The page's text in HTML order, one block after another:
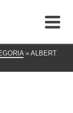
» ALBERT